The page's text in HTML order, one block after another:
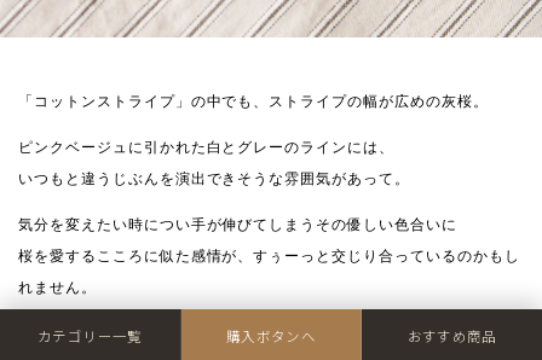
「コットンストライプ」の中でも、ストライプの幅が広めの灰桜。
ピンクベージュに引かれた白とグレーのラインには、
いつもと違うじぶんを演出できそうな雰囲気があって。
気分を変えたい時につい手が伸びてしまうその優しい色合いに
桜を愛するこころに似た感情が、すぅーっと交じり合っているのかもし
れません。
カテゴリー一覧 購入ボタンへ おすすめ商品